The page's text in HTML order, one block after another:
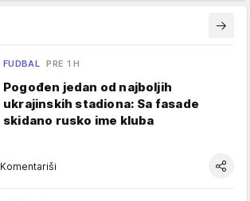
FUDBAL PRE 1 H
Pogođen jedan od najboljih
ukrajinskih stadiona: Sa fasade
skidano rusko ime kluba
Komentariši